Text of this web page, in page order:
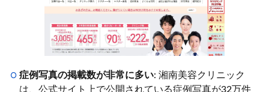
症例写真の掲載数が非常に多い: 湘南美容クリニック
は、公式サイト上で公開されている症例写真が32万件